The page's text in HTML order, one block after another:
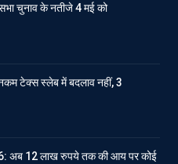
चुनाव के नतीजे 4 मई को
टेक्स स्लेब में बदलाव नहीं, 3
अब 12 लाख रुपये तक की आय पर कोई